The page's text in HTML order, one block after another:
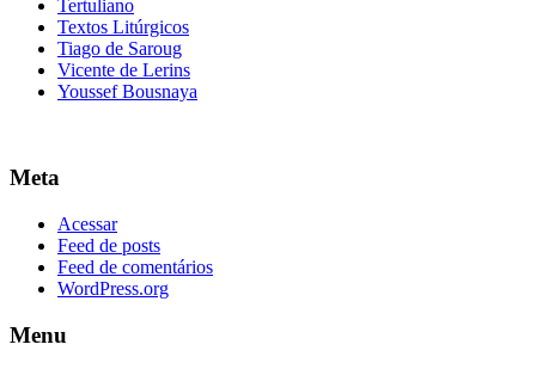
Tertuliano
Textos Litúrgicos
Tiago de Saroug
Vicente de Lerins
Youssef Bousnaya
Meta
Acessar
Feed de posts
Feed de comentários
WordPress.org
Menu